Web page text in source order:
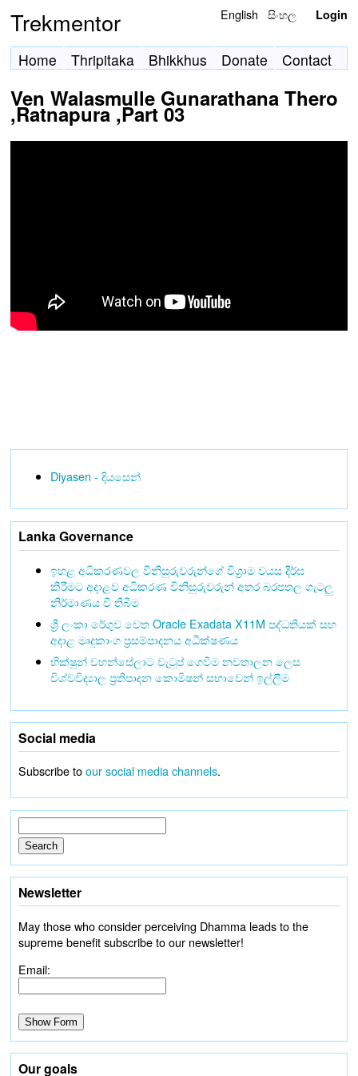
Trekmentor English සිංහල Login
Home Thripitaka Bhikkhus Donate Contact
Ven Walasmulle Gunarathana Thero
,Ratnapura ,Part 03
Diyasen - දියසෙන්
Lanka Governance
ඉහළ අධිකරණවල විනිසුරුවරුන්ගේ විශ්‍රාම වයස දීර්ඝ
කිරීමට අදාළව අධිකරණ විනිසුරුවරුන් අතර බරපතල ගැටලු
නිර්මාණය වී තිබීම
ශ්‍රී ලංකා රේගුව වෙත Oracle Exadata X11M පද්ධතියක් සහ
අදාළ මෘදුකාංග ප්‍රසම්පාදනය අධීක්ෂණය
භික්ෂූන් වහන්සේලාට වැටුප් ගෙවීම නවතාලන ලෙස
විශ්වවිද්‍යාල ප්‍රතිපාදන කොමිෂන් සභාවෙන් ඉල්ලීම
Social media
Subscribe toour social media channels.
Newsletter
May those who consider perceiving Dhamma leads to the
supreme benefit subscribe to our newsletter!
Email:
Our goals